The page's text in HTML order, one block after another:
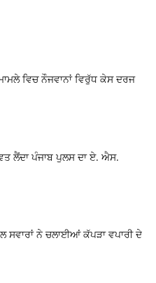
ਵਿਚ ਨੌਜਵਾਨਾਂ ਵਿਰੁੱਧ ਕੇਸ ਦਰਜ
ਲੈਂਦਾ ਪੰਜਾਬ ਪੁਲਸ ਦਾ ਏ. ਐਸ.
ਸਵਾਰਾਂ ਨੇ ਚਲਾਈਆਂ ਕੱਪੜਾ ਵਪਾਰੀ ਦੇ